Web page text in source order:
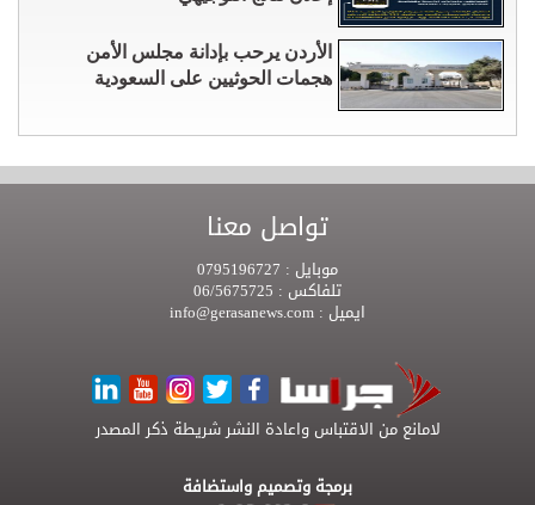
الأردن يرحب بإدانة مجلس الأمن
هجمات الحوثيين على السعودية
تواصل معنا
موبايل :
تلفاكس :
ايميل :
لامانع من الاقتباس واعادة النشر شريطة ذكر المصدر
برمجة وتصميم واستضافة